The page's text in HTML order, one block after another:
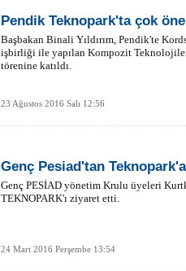
Pendik Teknopark'ta çok
Başbakan Binali Yıldırım, Pendik'te
işbirliği ile yapılan Kompozit
törenine katıldı.
23 Ağustos 2016 Salı 12:56
Genç Pesiad'tan
Genç PESİAD yönetim Krulu üyeleri
TEKNOPARK'ı ziyaret etti.
24 Mart 2016 Perşembe 13:54